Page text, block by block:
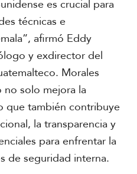
es crucial para
técnicas e
afirmó Eddy
y exdirector del
Morales
solo mejora la
que también contribuye
la transparencia y
para enfrentar la
de seguridad interna.